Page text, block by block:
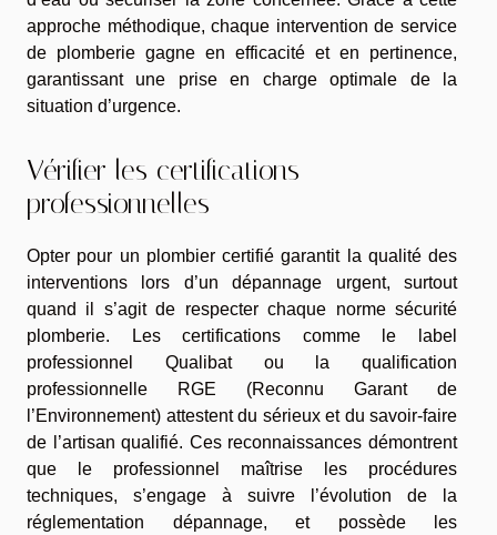
approche méthodique, chaque intervention de service
de plomberie gagne en efficacité et en pertinence,
garantissant une prise en charge optimale de la
situation d’urgence.
Vérifier les certifications
professionnelles
Opter pour un plombier certifié garantit la qualité des
interventions lors d’un dépannage urgent, surtout
quand il s’agit de respecter chaque norme sécurité
plomberie. Les certifications comme le label
professionnel Qualibat ou la qualification
professionnelle RGE (Reconnu Garant de
l’Environnement) attestent du sérieux et du savoir-faire
de l’artisan qualifié. Ces reconnaissances démontrent
que le professionnel maîtrise les procédures
techniques, s’engage à suivre l’évolution de la
réglementation dépannage, et possède les